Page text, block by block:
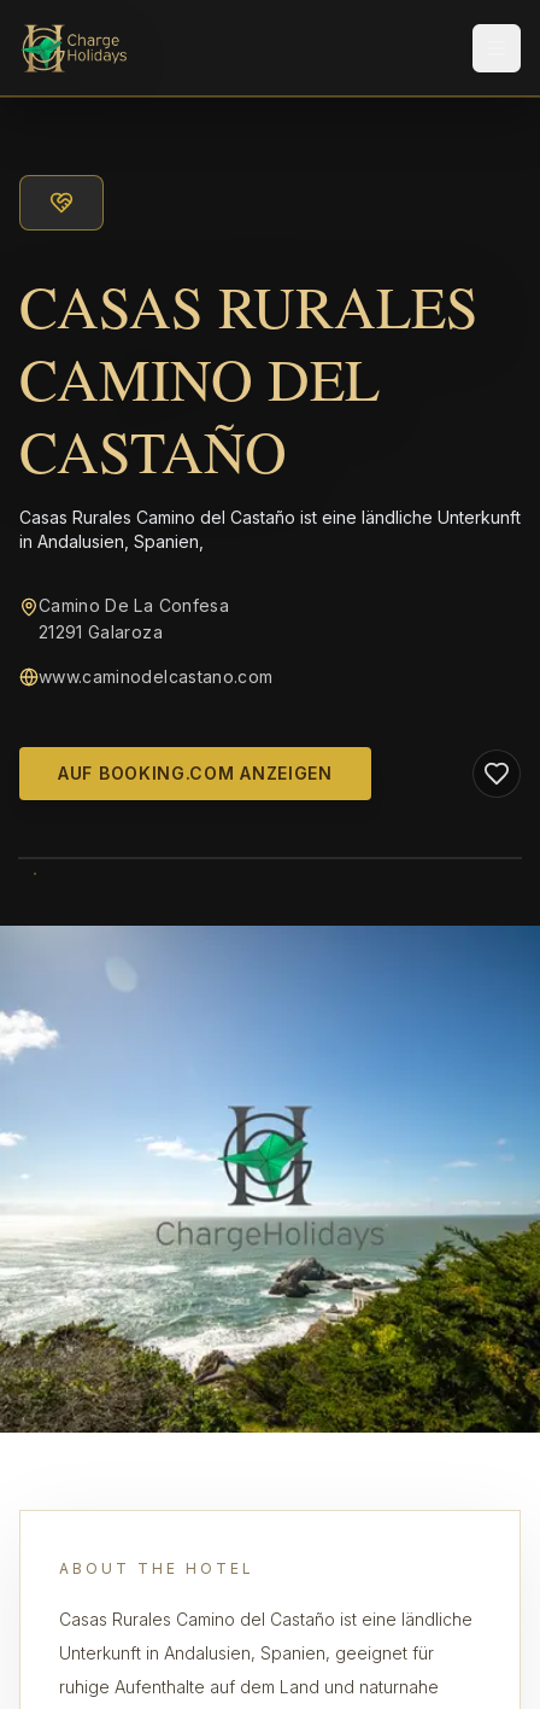
CASAS RURALES
CAMINO DEL
CASTAÑO
Casas Rurales Camino del Castaño ist eine ländliche Unterkunft
in Andalusien, Spanien,
Camino De La Confesa
21291 Galaroza
www.caminodelcastano.com
AUF BOOKING.COM ANZEIGEN
ABOUT THE HOTEL
Casas Rurales Camino del Castaño ist eine ländliche
Unterkunft in Andalusien, Spanien, geeignet für
ruhige Aufenthalte auf dem Land und naturnahe